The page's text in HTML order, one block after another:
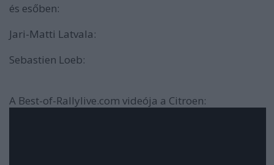
és esőben:
Jari-Matti Latvala:
Sebastien Loeb:
A Best-of-Rallylive.com videója a Citroen: